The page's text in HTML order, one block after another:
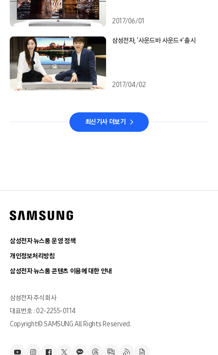
2017/06/01
삼성전자, ‘사운드바 사운드+’ 출시
2017/04/02
최신기사 더보기
삼성전자 뉴스룸 운영 정책
개인정보처리방침
삼성전자 뉴스룸 콘텐츠 이용에 대한 안내
삼성전자 주식회사
대표번호 : 02-2255-0114
Copyright© SAMSUNG All Rights Reserved.